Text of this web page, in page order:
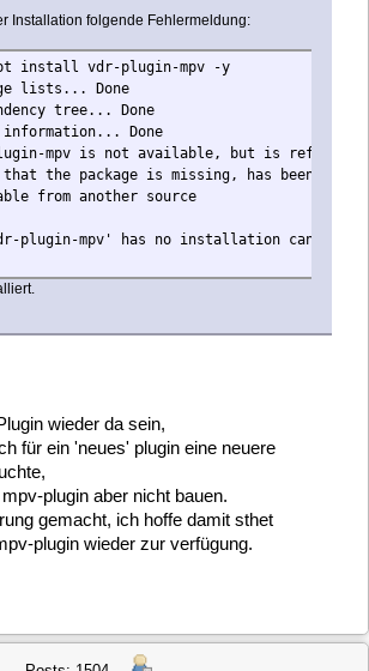
plugin aber nicht bauen.
gemacht, ich hoffe damit sthet
wieder zur verfügung.
1504
ThinkCentre M720q Tiny + Sundtek-
2026, 16:37:59 »
x86-64-intel(260320).iso
MLD-Version nicht auf meinem
Posts: 21462
ThinkCentre M720q Tiny + Sundtek-
2026, 14:09:48 »
Plugins nicht gebaut. Jetzt sind
nach installiert werden, bzw.
neu Installation wieder installiert.